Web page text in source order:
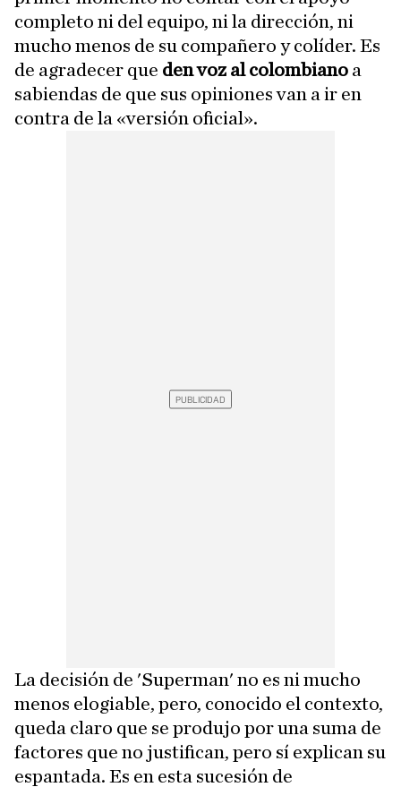
completo ni del equipo, ni la dirección, ni
mucho menos de su compañero y colíder. Es
de agradecer que den voz al colombiano a
sabiendas de que sus opiniones van a ir en
contra de la «versión oficial».
La decisión de 'Superman' no es ni mucho
menos elogiable, pero, conocido el contexto,
queda claro que se produjo por una suma de
factores que no justifican, pero sí explican su
espantada. Es en esta sucesión de